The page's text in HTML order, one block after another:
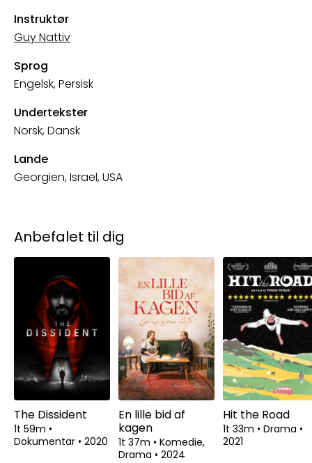
Instruktør
Guy Nattiv
Sprog
Engelsk, Persisk
Undertekster
Norsk, Dansk
Lande
Georgien, Israel, USA
Anbefalet til dig
The Dissident
1t 59m •
Dokumentar • 2020
En lille bid af
kagen
1t 37m • Komedie,
Drama • 2024
Hit the Road
1t 33m • Drama •
2021